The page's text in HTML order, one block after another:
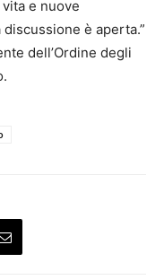
e nuove
è aperta.”
dell’Ordine degli